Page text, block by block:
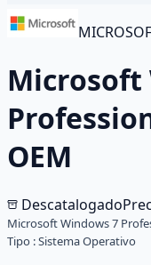
Microsoft
OEM
Descatalogado
Microsoft Windows 7
Tipo :Sistema Operativo